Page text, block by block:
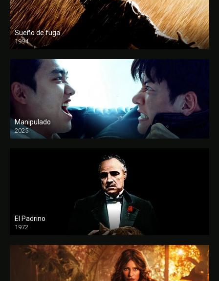
Sueño de fuga
1994
FULL HD
Manipulado
2025
El Padrino
1972
FULL HD